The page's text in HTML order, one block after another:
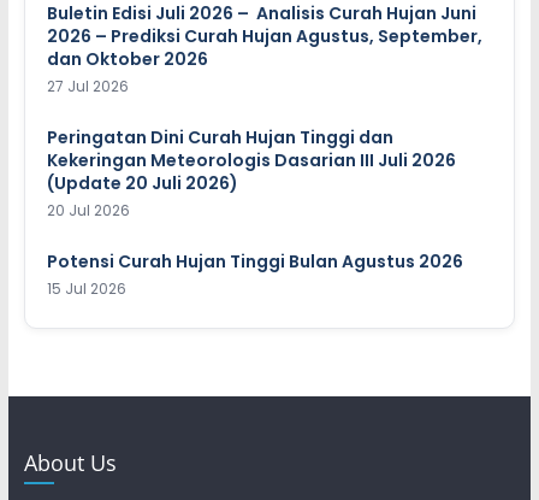
Buletin Edisi Juli 2026 – Analisis Curah Hujan Juni
2026 – Prediksi Curah Hujan Agustus, September,
dan Oktober 2026
27 Jul 2026
Peringatan Dini Curah Hujan Tinggi dan
Kekeringan Meteorologis Dasarian III Juli 2026
(Update 20 Juli 2026)
20 Jul 2026
Potensi Curah Hujan Tinggi Bulan Agustus 2026
15 Jul 2026
About Us